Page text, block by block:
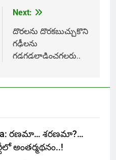
Next:
దొరలను దొరకబుచ్చుకొని
గఢీలను
గడగడలాడించగలరు..
రణమా… శరణమా?…
అంతర్మథనం..!